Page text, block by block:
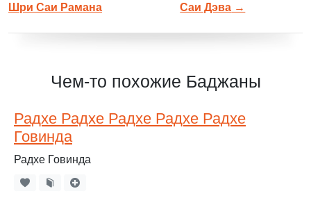
Шри Саи Рамана
Саи Дэва →
Чем-то похожие Баджаны
Радхе Радхе Радхе Радхе Радхе
Говинда
Радхе Говинда